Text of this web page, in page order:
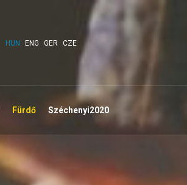
HUN ENG GER CZE
Fürdő Széchenyi2020